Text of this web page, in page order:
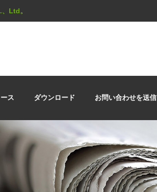
Ltd。
ス ダウンロード お問い合わせを送信